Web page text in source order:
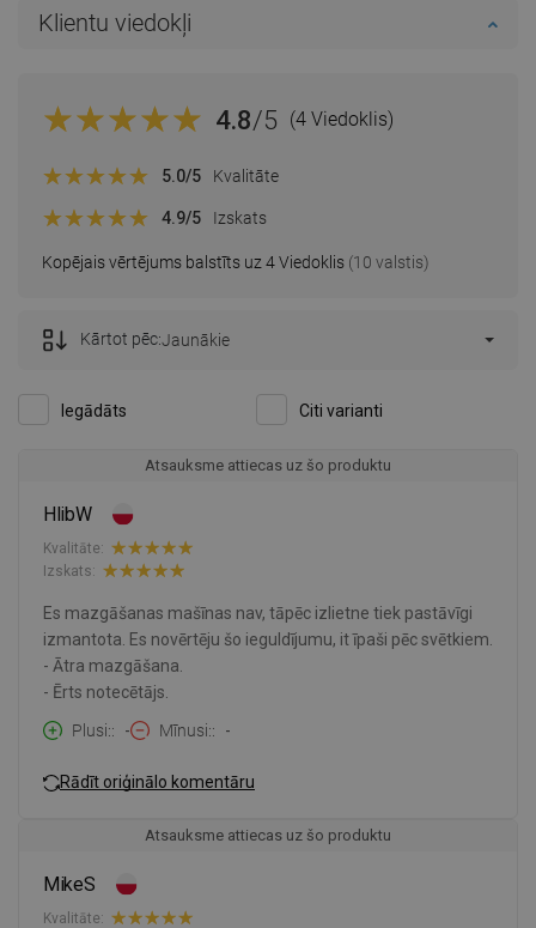
Klientu viedokļi
4.8/5 (4 Viedoklis)
Kopējais vērtējums balstīts uz 4 Viedoklis (10 valstis)
5.0/5 Kvalitāte
4.9/5 Izskats
Iegādāts Citi varianti
Kārtot pēc:Jaunākie
Atsauksme attiecas uz šo produktu
HlibW
Kvalitāte:
Izskats:
Es mazgāšanas mašīnas nav, tāpēc izlietne tiek pastāvīgi
izmantota. Es novērtēju šo ieguldījumu, it īpaši pēc svētkiem.
- Ātra mazgāšana.
- Ērts notecētājs.
Plusi:
- Mīnusi: -
Rādīt oriģinālo komentāru
Atsauksme attiecas uz šo produktu
MikeS
Kvalitāte: